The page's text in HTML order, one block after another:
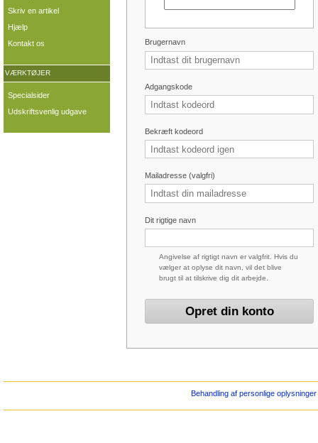
Brugernavn
Adgangskode
Bekræft kodeord
Mailadresse (valgfri)
Dit rigtige navn
Angivelse af rigtigt navn er valgfrit. Hvis du
vælger at oplyse dit navn, vil det blive
brugt til at tilskrive dig dit arbejde.
Skriv en artikel
Hjælp
Kontakt os
VÆRKTØJER
Specialsider
Udskriftsvenlig udgave
Behandling af personlige oplysninger